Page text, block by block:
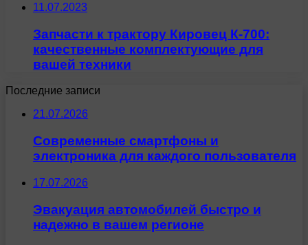
11.07.2023
Запчасти к трактору Кировец К-700:
качественные комплектующие для
вашей техники
Последние записи
21.07.2026
Современные смартфоны и
электроника для каждого пользователя
17.07.2026
Эвакуация автомобилей быстро и
надежно в вашем регионе